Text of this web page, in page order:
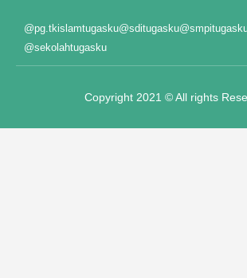
@pg.tkislamtugasku@sditugasku
@sekolahtugasku
Copyright 2021 © All rights